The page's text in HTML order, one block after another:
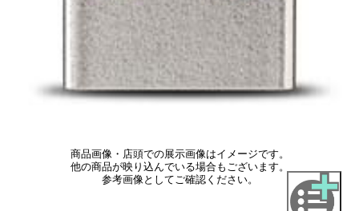
商品画像・店頭での展示画像はイメージです。
他の商品が映り込んでいる場合もございます。
参考画像としてご確認ください。